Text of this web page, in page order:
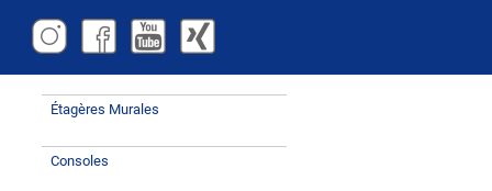
Étagères Murales
Consoles